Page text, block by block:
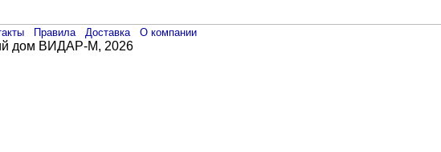
Правила Доставка О компании
дом ВИДАР-М, 2026